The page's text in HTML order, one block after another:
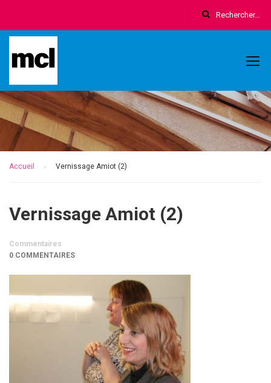
Accueil Vernissage Amiot (2)
Vernissage Amiot (2)
Commentaires
0 COMMENTAIRES